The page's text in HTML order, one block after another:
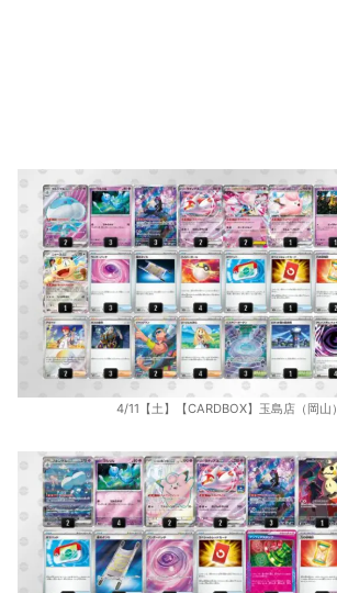
4/11【土】【CARDBOX】玉島店（岡山）